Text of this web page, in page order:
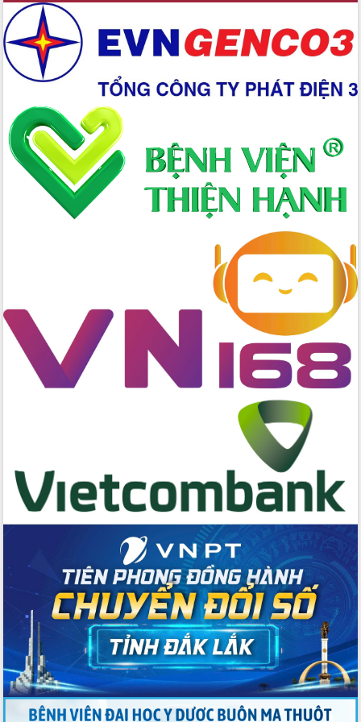
Chuyển đổi số 'mở đường' cho nông
nghiệp Đắk Lắk tăng trưởng bứt phá
Triển khai đồng bộ đo đạc, lập hồ sơ
địa chính, hoàn thiện cơ sở dữ liệu đất
đai
Ứng dụng sinh trắc học - Bước tiến
trong hành trình chuyển đổi số tại Đắk
Lắk
Đắk Lắk nâng cao hiệu quả công tác
Đảng từ Sổ tay đảng viên điện tử
Đắk Lắk đẩy mạnh nuôi biển công
nghệ, hướng tới phát triển thủy sản
2026
Đẩy mạnh cải cách hành chính, quyết
tâm đạt được mục tiêu tăng trưởng
hai con số trong năm 2026
Tổ chức trang trọng Lễ hội Đền thờ
Bệnh án điện tử thúc đẩy chuyển đổi
số y tế tại Đắk Lắk
Chuyển đổi số thư viện: Mở rộng
Đánh giá, rút kinh nghiệm công tác tổ
chức diễn tập trước ngày bầu cử
Chương trình “Gặp gỡ hữu nghị –
Friendship Meeting New Year 2026”
Bầu cử Quốc hội và HĐND: Cử tri Đắk
Lắk gửi gắm niềm tin, kỳ vọng vào lá
phiếu
Đắk Lắk sẵn sàng các điều kiện cho
Ngày hội bầu cử đại biểu Quốc hội
khóa XVI và HĐND các cấp nhiệm kỳ